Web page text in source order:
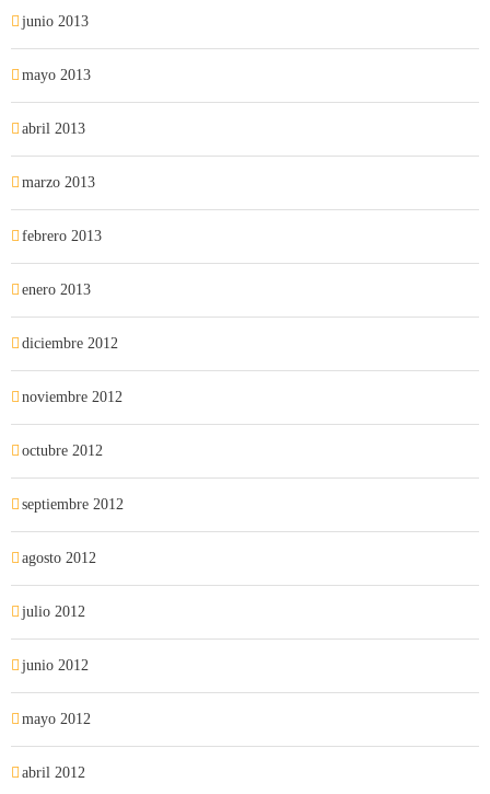
junio 2013
mayo 2013
abril 2013
marzo 2013
febrero 2013
enero 2013
diciembre 2012
noviembre 2012
octubre 2012
septiembre 2012
agosto 2012
julio 2012
junio 2012
mayo 2012
abril 2012